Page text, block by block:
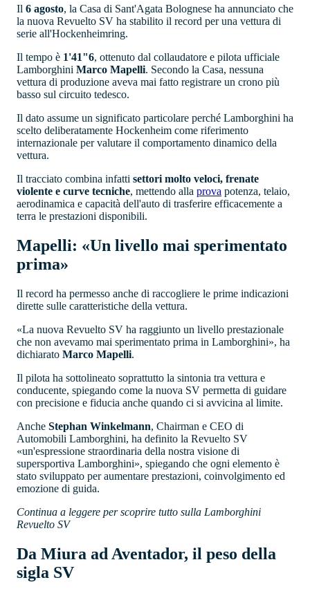
Il 6 agosto, la Casa di Sant'Agata Bolognese ha annunciato che
la nuova Revuelto SV ha stabilito il record per una vettura di
serie all'Hockenheimring.
Il tempo è 1'41"6, ottenuto dal collaudatore e pilota ufficiale
Lamborghini Marco Mapelli. Secondo la Casa, nessuna
vettura di produzione aveva mai fatto registrare un crono più
basso sul circuito tedesco.
Il dato assume un significato particolare perché Lamborghini ha
scelto deliberatamente Hockenheim come riferimento
internazionale per valutare il comportamento dinamico della
vettura.
Il tracciato combina infatti settori molto veloci, frenate
violente e curve tecniche, mettendo alla prova potenza, telaio,
aerodinamica e capacità dell'auto di trasferire efficacemente a
terra le prestazioni disponibili.
Mapelli: «Un livello mai sperimentato
prima»
Il record ha permesso anche di raccogliere le prime indicazioni
dirette sulle caratteristiche della vettura.
«La nuova Revuelto SV ha raggiunto un livello prestazionale
che non avevamo mai sperimentato prima in Lamborghini», ha
dichiarato Marco Mapelli.
Il pilota ha sottolineato soprattutto la sintonia tra vettura e
conducente, spiegando come la nuova SV permetta di guidare
con precisione e fiducia anche quando ci si avvicina al limite.
Anche Stephan Winkelmann, Chairman e CEO di
Automobili Lamborghini, ha definito la Revuelto SV
«un'espressione straordinaria della nostra visione di
supersportiva Lamborghini», spiegando che ogni elemento è
stato sviluppato per aumentare prestazioni, coinvolgimento ed
emozione di guida.
Continua a leggere per scoprire tutto sulla Lamborghini
Revuelto SV
Da Miura ad Aventador, il peso della
sigla SV